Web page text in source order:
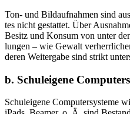
Ton- und Bild­auf­nah­men sind
tes nicht gestat­tet. Über
Besitz und Kon­sum von unter
lun­gen – wie Gewalt
deren Wei­ter­ga­be sind strikt
b. Schuleigene
Schul­ei­ge­ne Com­pu­ter­sys­te­me